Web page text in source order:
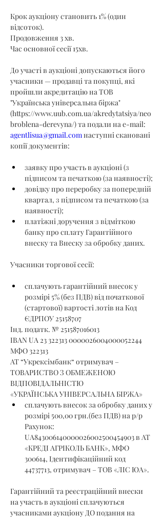
Крок аукціону становить 1% (один
відсоток).
Продовження 3 хв.
Час основної сесії 15хв.
До участі в аукціоні допускаються його
учасники — продавці та покупці, які
пройшли акредитацію на ТОВ
"Українська універсальна біржа"
(https://www.uub.com.ua/akredytatsiya/neo
broblena-derevyna/) та подали на e-mail:
agentlisua@gmail.com наступні скановані
копії документів:
заявку про участь в аукціоні (з
підписом та печаткою (за наявності);
довідку про переробку за попередній
квартал, з підписом та печаткою (за
наявності);
платіжні доручення з відміткою
банку про сплату Гарантійного
внеску та Внеску за обробку даних.
Учасники торгової сесії:
сплачують гарантійний внесок у
розмірі 5% (без ПДВ) від початкової
(стартової) вартості лотів на Код
ЄДРПОУ 25158707
Інд. податк. № 251587016013
IBAN UA 23 322313 0000026004000052244
МФО 322313
АТ “Укрексімбанк“ отримувач –
ТОВАРИСТВО З ОБМЕЖЕНОЮ
ВІДПОВІДАЛЬНІСТЮ
«УКРАЇНСЬКА УНІВЕРСАЛЬНА БІРЖА»
сплачують внесок за обробку даних у
розмірі 500,00 грн.(без ПДВ) на р/р
Рахунок:
UA843006140000026002500454903 в АТ
«КРЕДІ АГРІКОЛЬ БАНК», МФО
300614, Ідентифікаційний код
44737713, отримувач – ТОВ «ЛІС ЮА».
Гарантійний та реєстраційний внески
на участь в аукціоні сплачуються
учасниками аукціону ДО подання на